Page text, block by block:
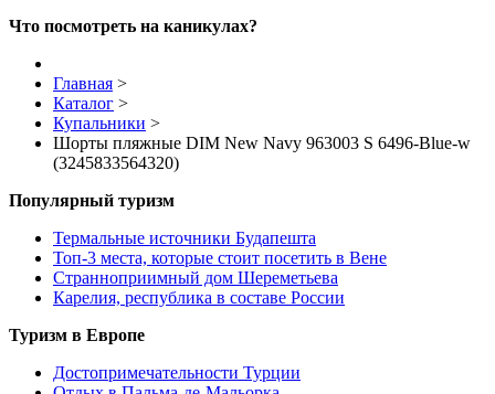
Что посмотреть на каникулах?
Главная >
Каталог >
Купальники >
Шорты пляжные DIM New Navy 963003 S 6496-Blue-w
(3245833564320)
Популярный туризм
Термальные источники Будапешта
Топ-3 места, которые стоит посетить в Вене
Странноприимный дом Шереметьева
Карелия, республика в составе России
Туризм в Европе
Достопримечательности Турции